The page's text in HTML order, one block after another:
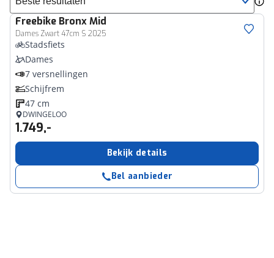
Sorteer resultaten
Freebike Bronx Mid
Dames Zwart 47cm S 2025
Stadsfiets
Dames
7 versnellingen
Schijfrem
47 cm
DWINGELOO
1.749,-
Bekijk details
Bel aanbieder